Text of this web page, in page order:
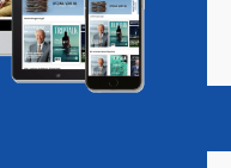
Vacatures